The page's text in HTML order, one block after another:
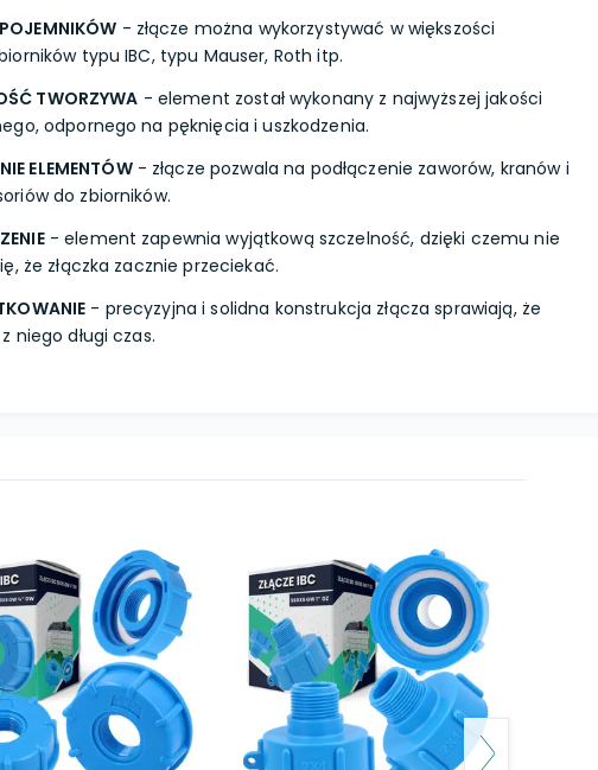
- złącze można wykorzystywać w większości
typu IBC, typu Mauser, Roth itp.
TWORZYWA - element został wykonany z najwyższej jakości
odpornego na pęknięcia i uszkodzenia.
ELEMENTÓW- złącze pozwala na podłączenie zaworów, kranów i
do zbiorników.
- element zapewnia wyjątkową szczelność, dzięki czemu nie
że złączka zacznie przeciekać.
- precyzyjna i solidna konstrukcja złącza sprawiają, że
niego długi czas.